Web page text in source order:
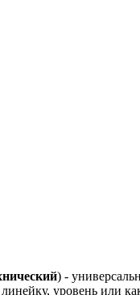
) -
уровень или